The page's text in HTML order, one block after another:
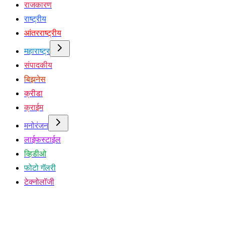
राजकारण
राष्ट्रीय
आंतरराष्ट्रीय
महाराष्ट्र
संपादकीय
बिझनेस
क्रीडा
क्राईम
मनोरंजन
लाईफस्टाईल
व्हिडीओ
फोटो गॅलरी
टेक्नोलॉजी